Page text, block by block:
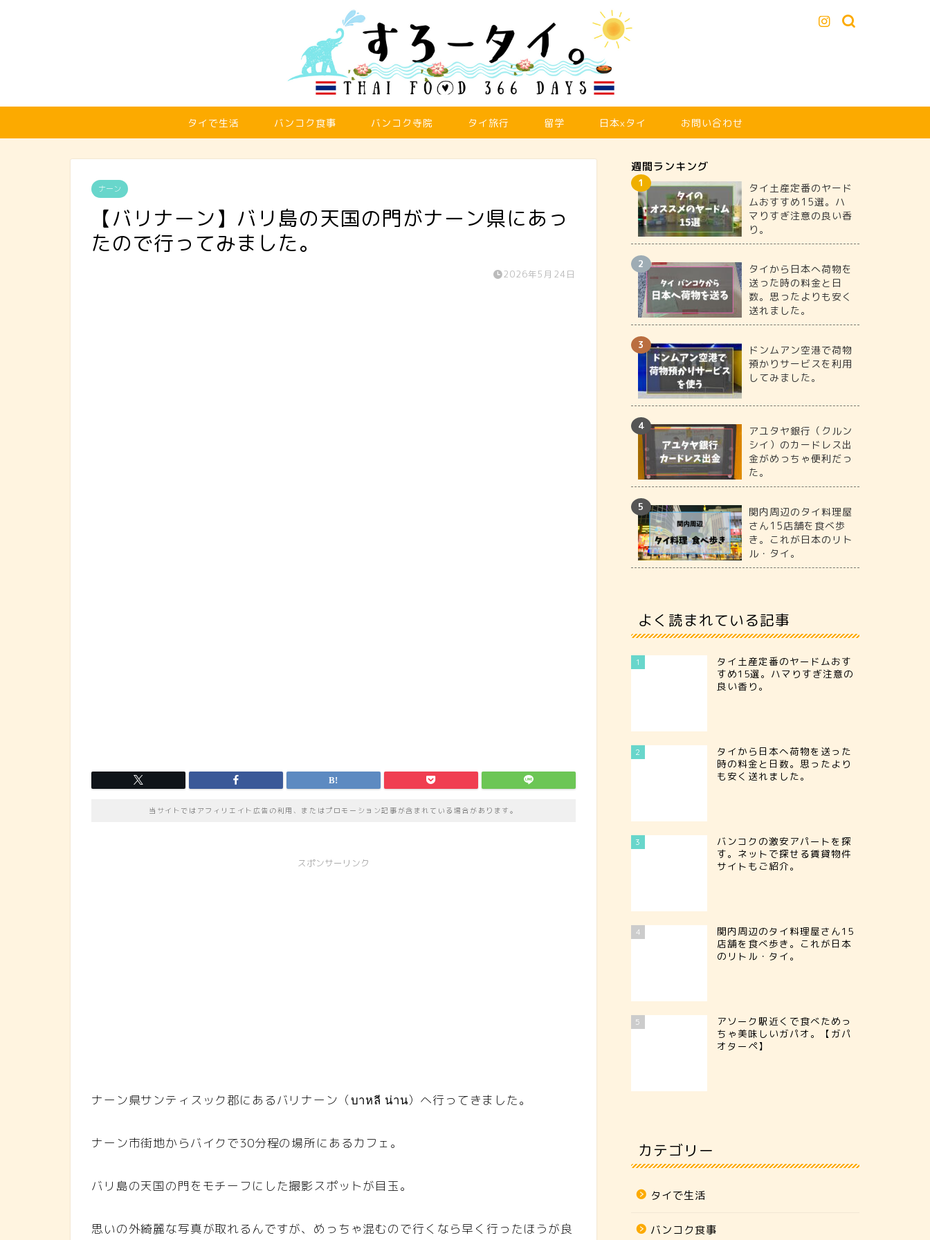
タイで生活 バンコク食事 バンコク寺院 タイ旅行 留学 日本xタイ お問い合わせ
ナーン
【バリナーン】バリ島の天国の門がナーン県にあっ
たので行ってみました。
2026年5月24日
当サイトではアフィリエイト広告の利用、またはプロモーション記事が含まれている場合があります。
スポンサーリンク
ナーン県サンティスック郡にあるバリナーン（บาหลี น่าน）へ行ってきました。
ナーン市街地からバイクで30分程の場所にあるカフェ。
バリ島の天国の門をモチーフにした撮影スポットが目玉。
思いの外綺麗な写真が取れるんですが、めっちゃ混むので行くなら早く行ったほうが良
週間ランキング
タイ土産定番のヤード
ムおすすめ15選。ハ
マりすぎ注意の良い香
り。
タイから日本へ荷物を
送った時の料金と日
数。思ったよりも安く
送れました。
ドンムアン空港で荷物
預かりサービスを利用
してみました。
アユタヤ銀行（クルン
シイ）のカードレス出
金がめっちゃ便利だっ
た。
関内周辺のタイ料理屋
さん15店舗を食べ歩
き。これが日本のリト
ル・タイ。
よく読まれている記事
1
タイ土産定番のヤードムおす
すめ15選。ハマりすぎ注意の
良い香り。
2
タイから日本へ荷物を送った
時の料金と日数。思ったより
も安く送れました。
3
バンコクの激安アパートを探
す。ネットで探せる賃貸物件
サイトもご紹介。
4
関内周辺のタイ料理屋さん15
店舗を食べ歩き。これが日本
のリトル・タイ。
5
アソーク駅近くで食べためっ
ちゃ美味しいガパオ。【ガパ
オターペ】
カテゴリー
タイで生活
バンコク食事